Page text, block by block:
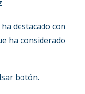
destacado con
ha considerado
botón.